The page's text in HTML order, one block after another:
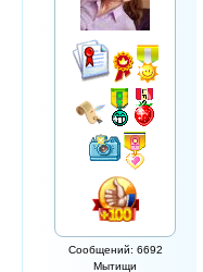
Сообщений: 6692
Мытищи